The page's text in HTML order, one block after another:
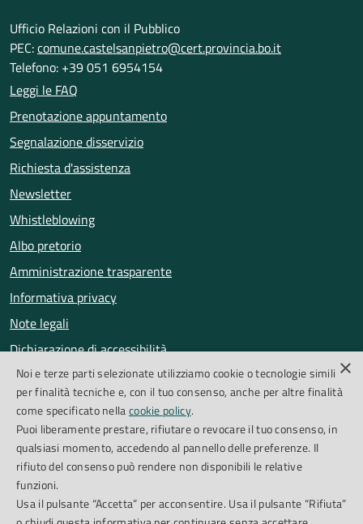
Ufficio Relazioni con il Pubblico
PEC:comune.castelsanpietro@cert.provincia.bo.it
Telefono: +39 051 6954154
Leggi le FAQ
Prenotazione appuntamento
Segnalazione disservizio
Richiesta d'assistenza
Newsletter
Whistleblowing
Albo pretorio
Amministrazione trasparente
Informativa privacy
Note legali
Dichiarazione di accessibilità
Obiettivi di accessibilità
Segnalazioni accessibilità
SEGUICI SU
Facebook
×
Noi e terze parti selezionate utilizziamo cookie o tecnologie simili
per finalità tecniche e, con il tuo consenso, anche per altre finalità
come specificato nellacookie policy.
Puoi liberamente prestare, rifiutare o revocare il tuo consenso, in
qualsiasi momento, accedendo al pannello delle preferenze. Il
rifiuto del consenso può rendere non disponibili le relative
funzioni.
Usa il pulsante “Accetta” per acconsentire. Usa il pulsante “Rifiuta”